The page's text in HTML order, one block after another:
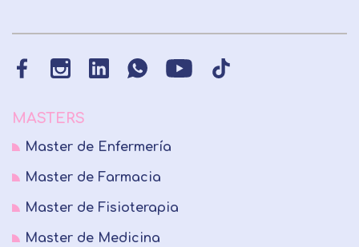
MASTERS
Master de Enfermería
Master de Farmacia
Master de Fisioterapia
Master de Medicina